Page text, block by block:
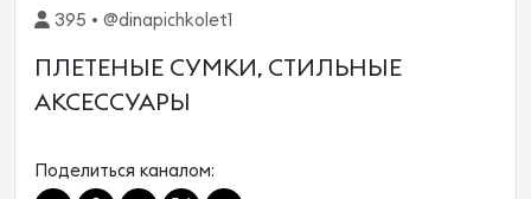
395 • @dinapichkolet1
ПЛЕТЕНЫЕ СУМКИ, СТИЛЬНЫЕ
АКСЕССУАРЫ
Поделиться каналом: